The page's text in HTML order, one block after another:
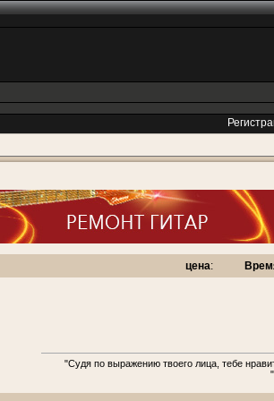
цена:
"Судя по выражению твоего лица, тебе